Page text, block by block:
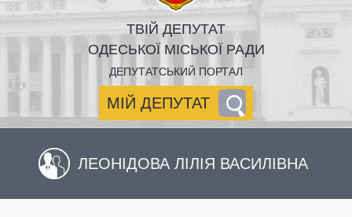
ТВІЙ ДЕПУТАТ
ОДЕСЬКОЇ МІСЬКОЇ РАДИ
ДЕПУТАТСЬКИЙ ПОРТАЛ
МІЙ ДЕПУТАТ
ЛЕОНІДОВА ЛІЛІЯ ВАСИЛІВНА